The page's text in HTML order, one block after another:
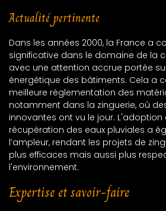
Actualité pertinente
Dans les années 2000, la France a
significative dans le domaine de la
avec une attention accrue portée
énergétique des bâtiments. Cela a
meilleure réglementation des
notamment dans la zinguerie, où
innovantes ont vu le jour.
récupération des eaux pluviales a
l’ampleur, rendant les projets de
plus efficaces mais aussi plus
l'environnement.
Expertise et savoir-faire